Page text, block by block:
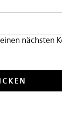
nächsten